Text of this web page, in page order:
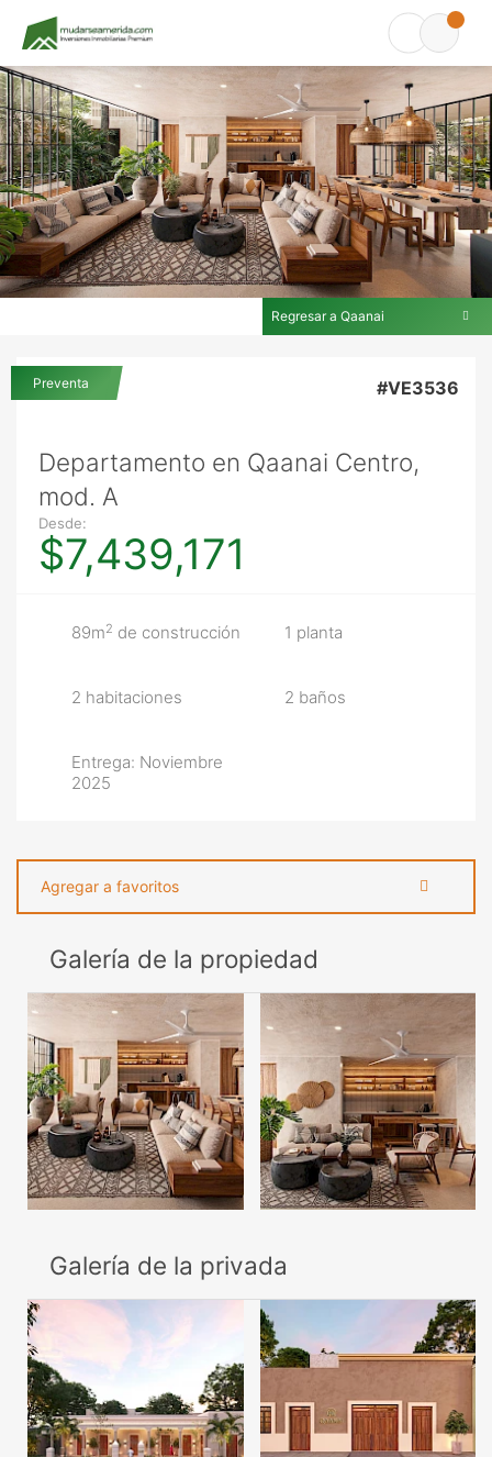
Regresar a Qaanai
Preventa
En Qaanai
Departamento en Qaanai Centro,
mod. A
Desde:
$7,439,171
#VE3536
89m2 de construcción 1 planta
2 habitaciones 2 baños
Entrega: Noviembre
2025
Agregar a favoritos
Galería de la propiedad
Galería de la privada